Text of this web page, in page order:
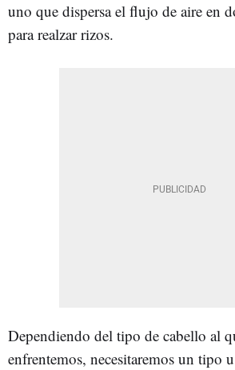
uno que dispersa el flujo de aire en
para realzar rizos.
Dependiendo del tipo de cabello al
enfrentemos, necesitaremos un tipo